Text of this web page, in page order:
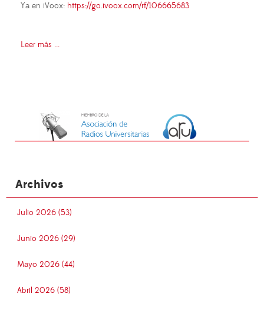
Ya en iVoox: https://go.ivoox.com/rf/106665683
Leer más ...
Archivos
Julio 2026 (53)
Junio 2026 (29)
Mayo 2026 (44)
Abril 2026 (58)